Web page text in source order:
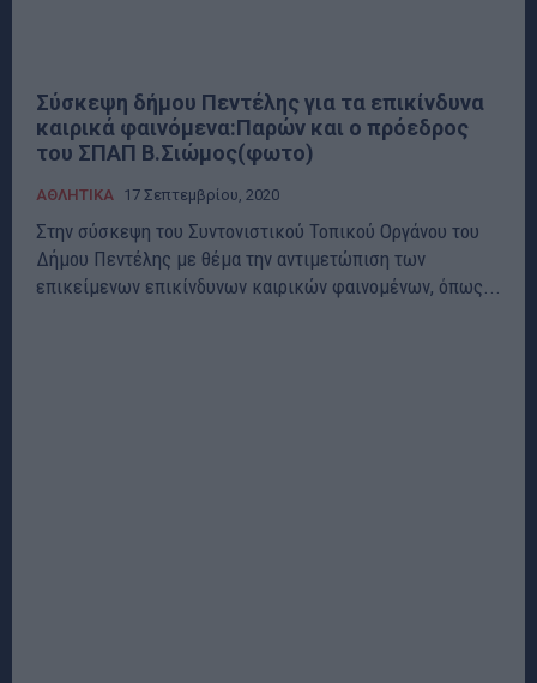
Σύσκεψη δήμου Πεντέλης για τα επικίνδυνα
καιρικά φαινόμενα:Παρών και ο πρόεδρος
του ΣΠΑΠ Β.Σιώμος(φωτο)
ΑΘΛΗΤΙΚΑ 17 Σεπτεμβρίου, 2020
Στην σύσκεψη του Συντονιστικού Τοπικού Οργάνου του
Δήμου Πεντέλης με θέμα την αντιμετώπιση των
επικείμενων επικίνδυνων καιρικών φαινομένων, όπως...